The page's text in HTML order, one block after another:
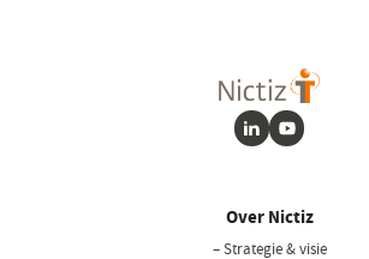
LinkedInYoutube
Over Nictiz
– Strategie & visie